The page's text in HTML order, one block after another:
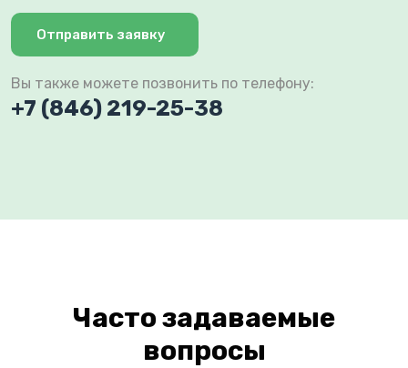
Отправить заявку
Вы также можете позвонить по телефону:
+7 (846) 219-25-38
Часто задаваемые
вопросы